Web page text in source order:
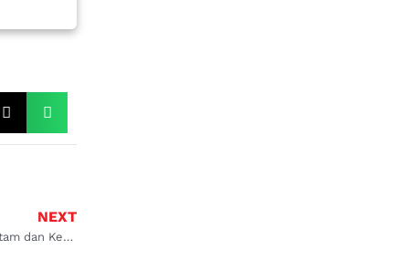
NEXT
Inilah Penyebab Lubang Knalpot Mobil Menghitam dan Kering